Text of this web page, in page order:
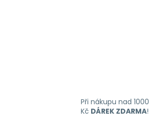
Při nákupu nad 1000
Kč DÁREK ZDARMA!